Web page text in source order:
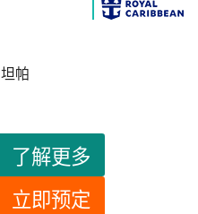
了解更多
立即预定
坦帕